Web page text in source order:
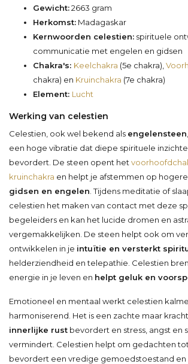
Gewicht:2663 gram
Herkomst: Madagaskar
Kernwoorden celestien: spirituele
communicatie met engelen en gidsen
Chakra's: Keelchakra (5e chakra),
chakra) en Kruinchakra (7e chakra)
Element: Lucht
Werking van celestien
Celestien, ook wel bekend als engelensteen
een hoge vibratie dat diepe spirituele
bevordert. De steen opent het
kruinchakra en helpt je afstemmen op
gidsen en engelen . Tijdens meditatie of
celestien het maken van contact met deze
begeleiders en kan het lucide dromen en
vergemakkelijken. De steen helpt ook om
ontwikkelen in je intuïtie en versterkt
helderziendheid en telepathie. Celestien
energie in je leven en helpt geluk en
Emotioneel en mentaal werkt celestien
harmoniserend. Het is een zachte maar
innerlijke rust bevordert en stress, angst en
vermindert. Celestien helpt om gedachten
bevordert een vredige gemoedstoestand